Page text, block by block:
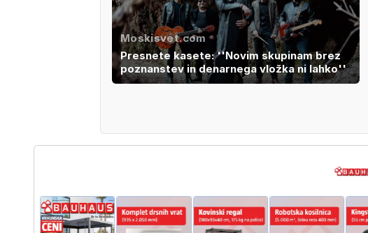
Moskisvet.com
Presnete kasete: ''Novim skupinam brez
poznanstev in denarnega vložka ni lahko''